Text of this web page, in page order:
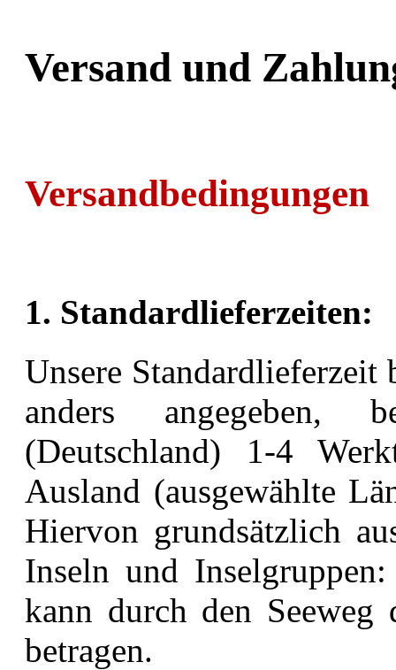
Versand und
Versandbedingungen
1. Standardlieferzeiten:
Unsere
anders angegeben,
(Deutschland) 1-4
Ausland (ausgewählte
Hiervon grundsätzlich
Inseln und
kann durch den
betragen.